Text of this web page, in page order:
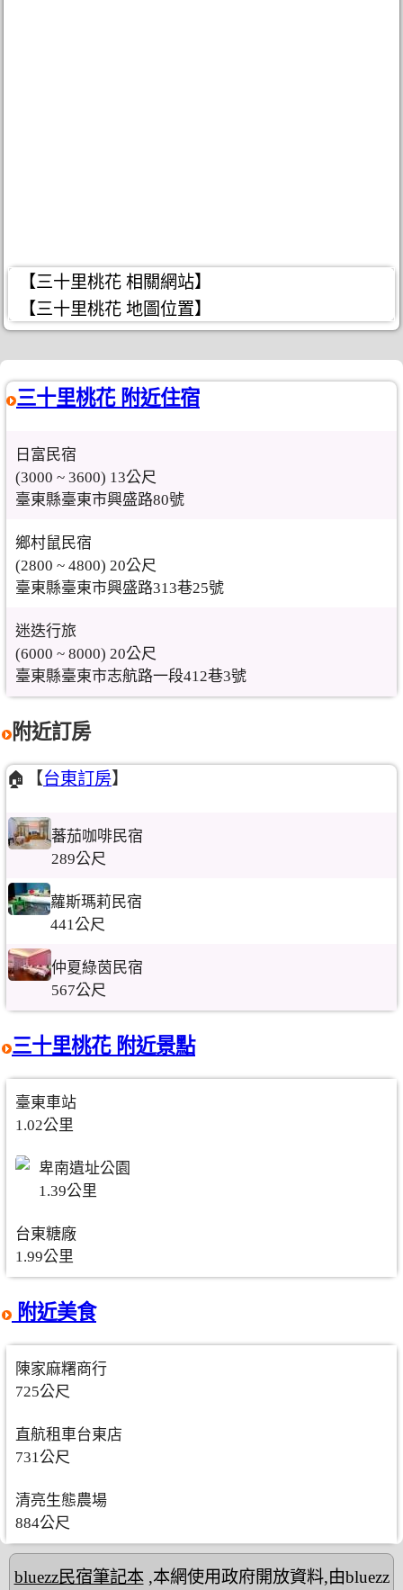
【三十里桃花 相關網站】
【三十里桃花 地圖位置】
三十里桃花 附近住宿
日富民宿
(3000 ~ 3600) 13公尺
臺東縣臺東市興盛路80號
鄉村鼠民宿
(2800 ~ 4800) 20公尺
臺東縣臺東市興盛路313巷25號
迷迭行旅
(6000 ~ 8000) 20公尺
臺東縣臺東市志航路一段412巷3號
附近訂房
🏠【台東訂房】
蕃茄咖啡民宿
289公尺
蘿斯瑪莉民宿
441公尺
仲夏綠茵民宿
567公尺
三十里桃花 附近景點
臺東車站
1.02公里
卑南遺址公園
1.39公里
台東糖廠
1.99公里
附近美食
陳家麻糬商行
725公尺
直航租車台東店
731公尺
清亮生態農場
884公尺
bluezz民宿筆記本,本網使用政府開放資料,由bluezz